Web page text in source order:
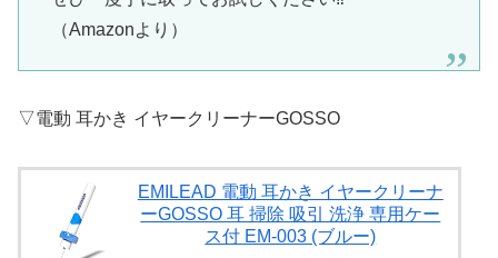
（Amazonより）
▽電動 耳かき イヤークリーナーGOSSO
EMILEAD 電動 耳かき イヤークリーナ
ーGOSSO 耳 掃除 吸引 洗浄 専用ケー
ス付 EM-003 (ブルー)